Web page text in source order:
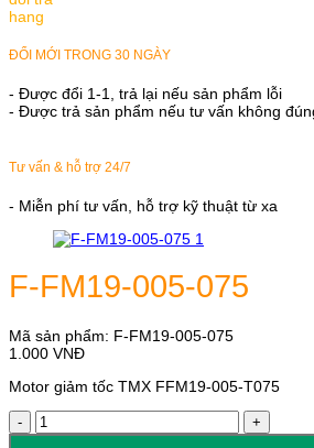
ĐỔI MỚI TRONG 30 NGÀY
- Được đổi 1-1, trả lại nếu sản phẩm lỗi
- Được trả sản phẩm nếu tư vấn không
Tư vấn & hỗ trợ 24/7
- Miễn phí tư vấn, hỗ trợ kỹ thuật từ xa
F-FM19-005-075
Mã sản phẩm: F-FM19-005-075
1.000 VNĐ
Motor giảm tốc TMX FFM19-005-T075
F-
FM19-